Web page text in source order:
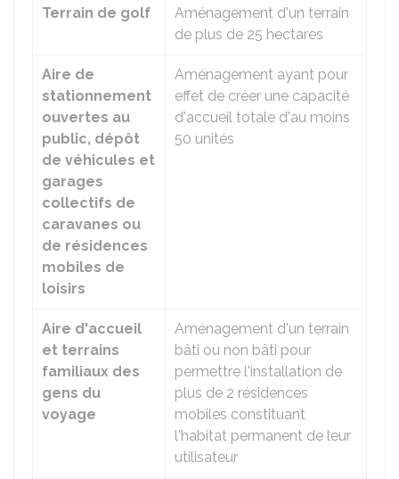
Terrain de golf
Aménagement d'un terrain
de plus de 25 hectares
Aire de
stationnement
ouvertes au
public, dépôt
de véhicules et
garages
collectifs de
caravanes ou
de résidences
mobiles de
loisirs
Aménagement ayant pour
effet de créer une capacité
d'accueil totale d'au moins
50 unités
Aire d'accueil
et terrains
familiaux des
gens du
voyage
Aménagement d'un terrain
bâti ou non bâti pour
permettre l'installation de
plus de 2 résidences
mobiles constituant
l'habitat permanent de leur
utilisateur